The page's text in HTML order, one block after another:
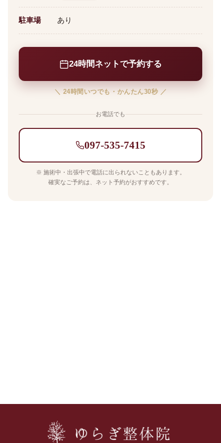
駐車場 あり
24時間ネットで予約する
＼ 24時間いつでも・かんたん30秒 ／
お電話でも
097-535-7415
※ 施術中・出張中で電話に出られないこともあります。
確実なご予約は、ネット予約がおすすめです。